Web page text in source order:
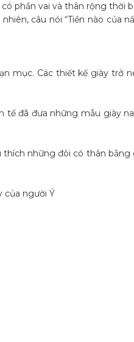
phần vai và thân rộng thời
câu nói “Tiền nào của
mục. Các thiết kế giày trở
tế đã đưa những mẫu giày
thích những đôi có thân bằng
của người Ý